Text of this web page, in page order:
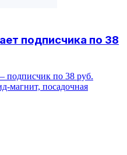
подписчика по 38
подписчик по 38 руб.
посадочная